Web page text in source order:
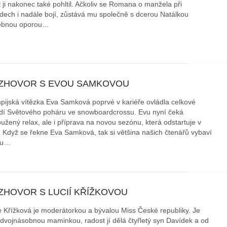
ji nakonec také pohltil. Ačkoliv se Romana o manžela při
i nadále bojí, zůstává mu společně s dcerou Natálkou
oporou…
S EVOU SAMKOVOU
vítězka Eva Samková poprvé v kariéře ovládla celkové
Světového poháru ve snowboardcrossu. Evu nyní čeká
relax, ale i příprava na novou sezónu, která odstartuje v
se řekne Eva Samková, tak si většina našich čtenářů vybaví
S LUCIÍ KŘÍŽKOVOU
Křížková je moderátorkou a bývalou Miss České republiky. Je
maminkou, radost jí dělá čtyřletý syn Davídek a od
správného poutání
autosedačky
Zabavte děti na cestách